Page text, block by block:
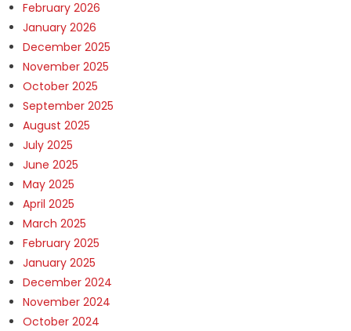
February 2026
January 2026
December 2025
November 2025
October 2025
September 2025
August 2025
July 2025
June 2025
May 2025
April 2025
March 2025
February 2025
January 2025
December 2024
November 2024
October 2024